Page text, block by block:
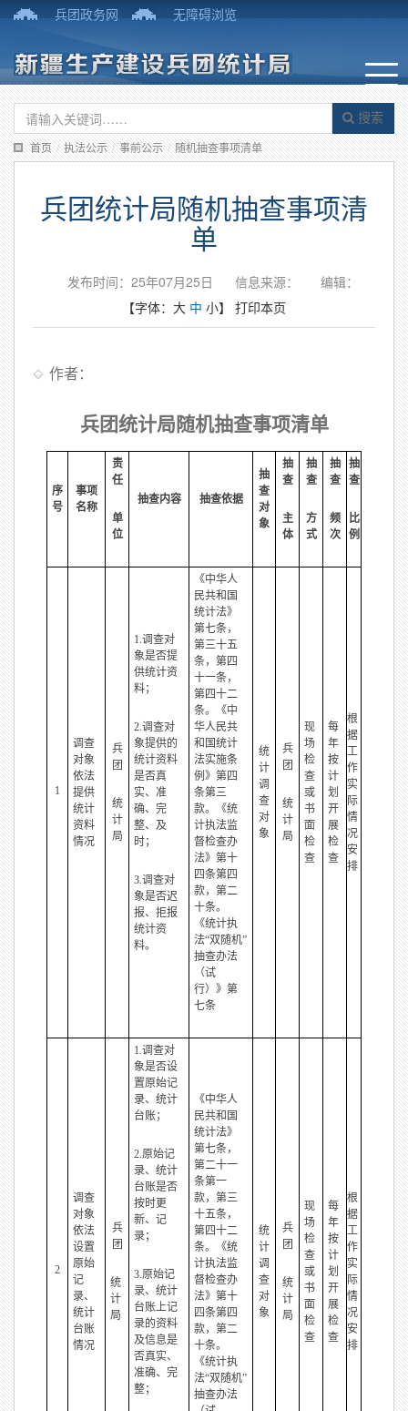
兵团政务网 无障碍浏览
搜索
首页 / 执法公示 / 事前公示 / 随机抽查事项清单
兵团统计局随机抽查事项清
单
发布时间：25年07月25日 信息来源：
编辑：
【字体： 大 中 小】 打印本页
作者：
兵团统计局随机抽查事项清单
序
号
事项
名称
责
任
单
位
抽查内容 抽查依据
抽
查
对
象
抽
查
主
体
抽
查
方
式
抽
查
频
次
抽
查
比
例
1
调查
对象
依法
提供
统计
资料
情况
兵
团
统
计
局
1.调查对
象是否提
供统计资
料；
2.调查对
象提供的
统计资料
是否真
实、准
确、完
整、及
时；
3.调查对
象是否迟
报、拒报
统计资
料。
《中华人
民共和国
统计法》
第七条，
第三十五
条，第四
十一条，
第四十二
条。《中
华人民共
和国统计
法实施条
例》第四
条第三
款。《统
计执法监
督检查办
法》第十
四条第四
款，第二
十条。
《统计执
法“双随机”
抽查办法
（试
行）》第
七条
统
计
调
查
对
象
兵
团
统
计
局
现
场
检
查
或
书
面
检
查
每
年
按
计
划
开
展
检
查
根
据
工
作
实
际
情
况
安
排
2
调查
对象
依法
设置
原始
记
录、
统计
台账
情况
兵
团
统
计
局
1.调查对
象是否设
置原始记
录、统计
台账；
2.原始记
录、统计
台账是否
按时更
新、记
录；
3.原始记
录、统计
台账上记
录的资料
及信息是
否真实、
准确、完
整；
《中华人
民共和国
统计法》
第七条，
第二十一
条第一
款，第三
十五条，
第四十二
条。《统
计执法监
督检查办
法》第十
四条第四
款，第二
十条。
《统计执
法“双随机”
抽查办法
统
计
调
查
对
象
兵
团
统
计
局
现
场
检
查
或
书
面
检
查
每
年
按
计
划
开
展
检
查
根
据
工
作
实
际
情
况
安
排